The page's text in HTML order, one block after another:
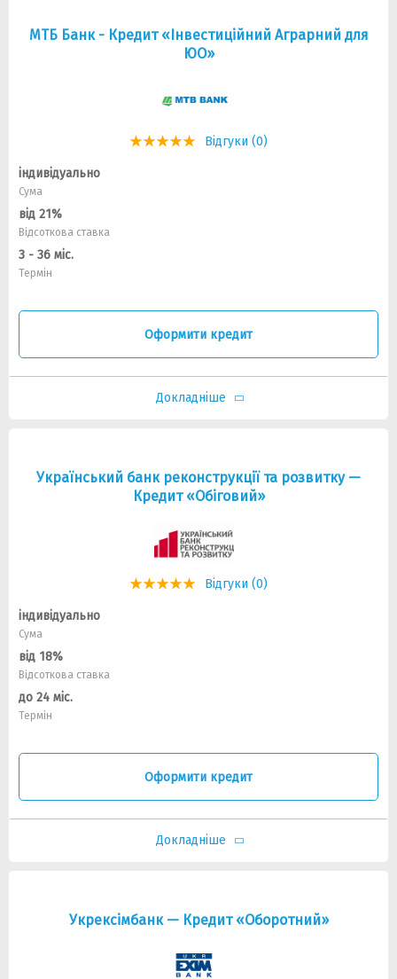
МТБ Банк - Кредит «Інвестиційний Аграрний для
ЮО»
Відгуки (0)
індивідуально
Сума
від 21%
Відсоткова ставка
3 - 36 міс.
Термін
Оформити кредит
Докладніше
Український банк реконструкції та розвитку —
Кредит «Обіговий»
Відгуки (0)
індивідуально
Сума
від 18%
Відсоткова ставка
до 24 міс.
Термін
Оформити кредит
Докладніше
Укрексімбанк — Кредит «Оборотний»